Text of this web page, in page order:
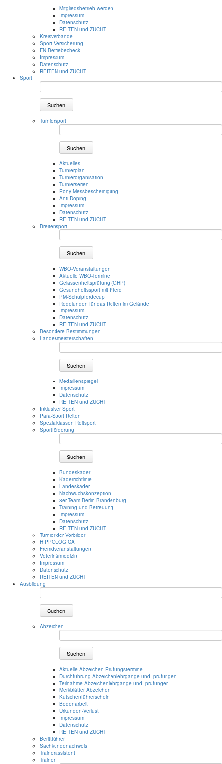
Mitgliedsbetrieb werden
Impressum
Datenschutz
REITEN und ZUCHT
Kreisverbände
Sport-Versicherung
FN-Betriebecheck
Impressum
Datenschutz
REITEN und ZUCHT
Sport
Suchen
Turniersport
Suchen
Aktuelles
Turnierplan
Turnierorganisation
Turnierserien
Pony-Messbescheinigung
Anti-Doping
Impressum
Datenschutz
REITEN und ZUCHT
Breitensport
Suchen
WBO-Veranstaltungen
Aktuelle WBO-Termine
Gelassenheitsprüfung (GHP)
Gesundheitssport mit Pferd
PM-Schulpferdecup
Regelungen für das Reiten im Gelände
Impressum
Datenschutz
REITEN und ZUCHT
Besondere Bestimmungen
Landesmeisterschaften
Suchen
Medaillenspiegel
Impressum
Datenschutz
REITEN und ZUCHT
Inklusiver Sport
Para-Sport Reiten
Spezialklassen Reitsport
Sportförderung
Suchen
Bundeskader
Kaderrichtlinie
Landeskader
Nachwuchskonzeption
8er-Team Berlin-Brandenburg
Training und Betreuung
Impressum
Datenschutz
REITEN und ZUCHT
Turnier der Vorbilder
HIPPOLOGICA
Fremdveranstaltungen
Veterinärmedizin
Impressum
Datenschutz
REITEN und ZUCHT
Ausbildung
Suchen
Abzeichen
Suchen
Aktuelle Abzeichen-Prüfungstermine
Durchführung Abzeichenlehrgänge und -prüfungen
Teilnahme Abzeichenlehrgänge und -prüfungen
Merkblätter Abzeichen
Kutschenführerschein
Bodenarbeit
Urkunden-Verlust
Impressum
Datenschutz
REITEN und ZUCHT
Berittführer
Sachkundenachweis
Trainerassistent
Trainer